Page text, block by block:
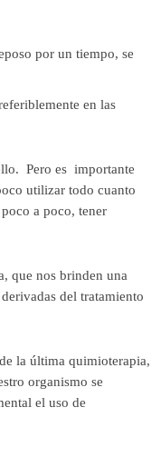
por un tiempo, se
en las
Pero es importante
utilizar todo cuanto
a poco, tener
que nos brinden una
del tratamiento
la última quimioterapia,
organismo se
el uso de